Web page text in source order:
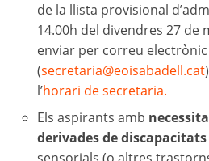
de la llista provisional
14.00h del divendres 27 de
enviar per correu electrònic
(secretaria@eoisabadell.cat
l’horari de secretaria.
Els aspirants amb
derivades de discapacitats